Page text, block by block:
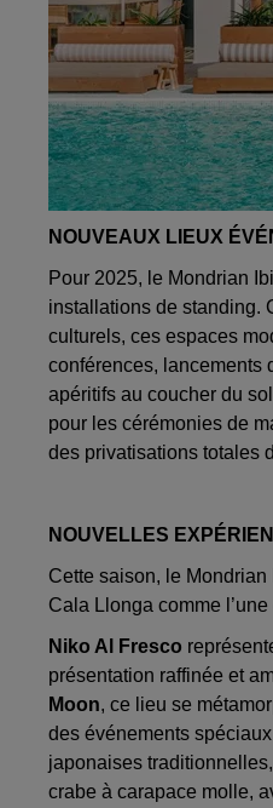
NOUVEAUX LIEUX
Pour 2025, le Mondrian
installations de standing.
culturels, ces espaces
conférences, lancements
apéritifs au coucher du
pour les cérémonies de
des privatisations totales
NOUVELLES
Cette saison, le
Cala Llonga comme
Niko Al Fresco
présentation raffinée et
Moon, ce lieu se
des événements
japonaises
crabe à carapace molle,